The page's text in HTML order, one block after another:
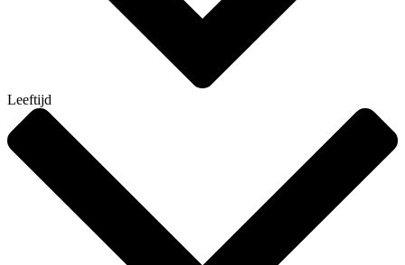
Leeftijd